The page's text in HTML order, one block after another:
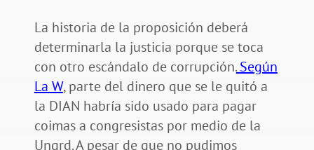
La historia de la proposición deberá
determinarla la justicia porque se toca
con otro escándalo de corrupción.Según
La W, parte del dinero que se le quitó a
la DIAN habría sido usado para pagar
coimas a congresistas por medio de la
Ungrd. A pesar de que no pudimos